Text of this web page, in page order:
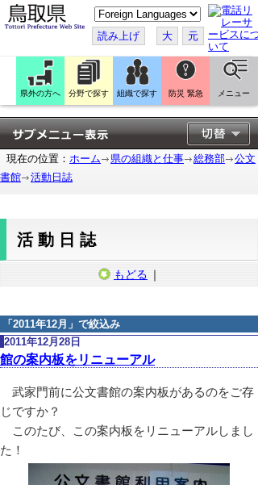
こ
の
ペ
ー
ジ
翻
訳
す
る
読み上げ 大 元
県外の方へ 分野で探す 組織で探す 防災 緊急 メニュー
現在の位置： ホーム 県の組織と仕事 総務部
公文
書館
活動日誌
活動日誌
もどる ｜
「 2011年12月 」で絞込み
2011年12月28日
館の案内板をリニューアル
武家門前に公文書館の案内板があるのをご存
じですか？
このたび、この案内板をリニューアルしまし
た！